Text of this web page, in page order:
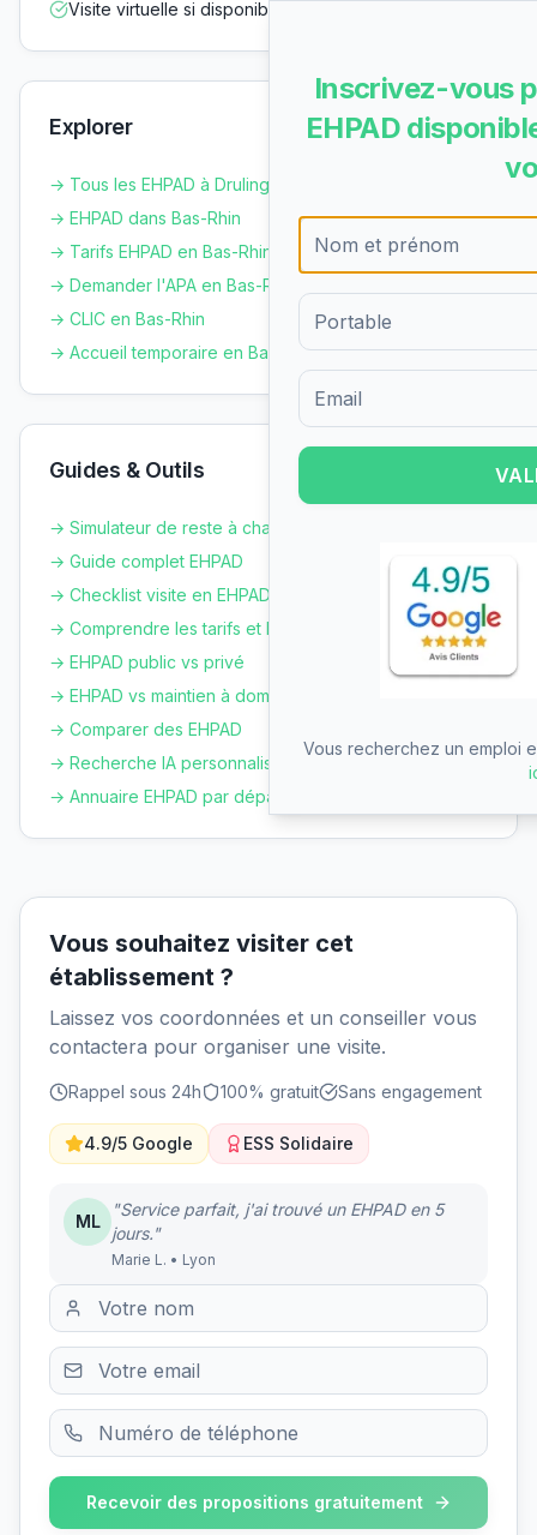
Visite virtuelle si disponible
Explorer
→ Tous les EHPAD à Drulingen
→ EHPAD dans Bas-Rhin
→ Tarifs EHPAD en Bas-Rhin
→ Demander l'APA en Bas-Rhin
→ CLIC en Bas-Rhin
→ Accueil temporaire en Bas-Rhin
Guides & Outils
→ Simulateur de reste à charge
→ Guide complet EHPAD
→ Checklist visite en EHPAD
→ Comprendre les tarifs et le GIR
→ EHPAD public vs privé
→ EHPAD vs maintien à domicile
→ Comparer des EHPAD
→ Recherche IA personnalisée
→ Annuaire EHPAD par département
Vous souhaitez visiter cet
établissement ?
Laissez vos coordonnées et un conseiller vous
contactera pour organiser une visite.
Rappel sous 24h 100% gratuit Sans engagement
4.9/5 Google ESS Solidaire
ML
"Service parfait, j'ai trouvé un EHPAD en 5
jours."
Marie L. • Lyon
Recevoir des propositions gratuitement
Inscrivez-vous
EHPAD
Formulaire d'inscription pour
Vous recherchez un emploi